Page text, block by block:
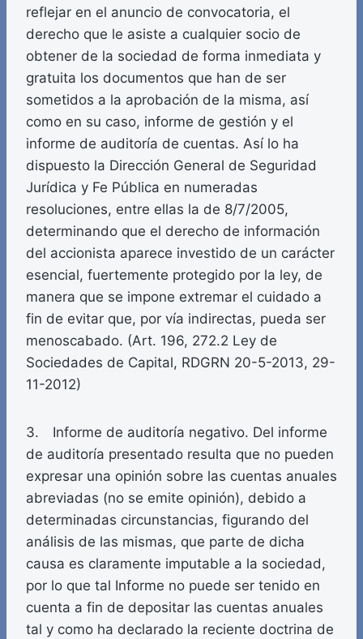
reflejar en el anuncio de convocatoria, el
derecho que le asiste a cualquier socio de
obtener de la sociedad de forma inmediata y
gratuita los documentos que han de ser
sometidos a la aprobación de la misma, así
como en su caso, informe de gestión y el
informe de auditoría de cuentas. Así lo ha
dispuesto la Dirección General de Seguridad
Jurídica y Fe Pública en numeradas
resoluciones, entre ellas la de 8/7/2005,
determinando que el derecho de información
del accionista aparece investido de un carácter
esencial, fuertemente protegido por la ley, de
manera que se impone extremar el cuidado a
fin de evitar que, por vía indirectas, pueda ser
menoscabado. (Art. 196, 272.2 Ley de
Sociedades de Capital, RDGRN 20-5-2013, 29-
11-2012)
3. Informe de auditoría negativo. Del informe
de auditoría presentado resulta que no pueden
expresar una opinión sobre las cuentas anuales
abreviadas (no se emite opinión), debido a
determinadas circunstancias, figurando del
análisis de las mismas, que parte de dicha
causa es claramente imputable a la sociedad,
por lo que tal Informe no puede ser tenido en
cuenta a fin de depositar las cuentas anuales
tal y como ha declarado la reciente doctrina de